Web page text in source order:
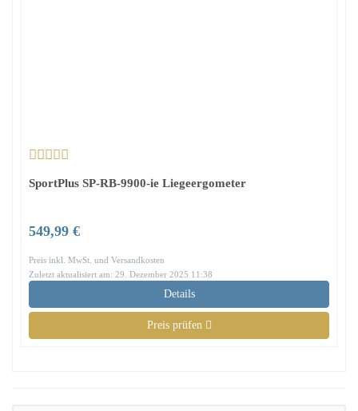
SportPlus SP-RB-9900-ie Liegeergometer
549,99 €
Preis inkl. MwSt. und Versandkosten
Zuletzt aktualisiert am: 29. Dezember 2025 11:38
Details
Preis prüfen